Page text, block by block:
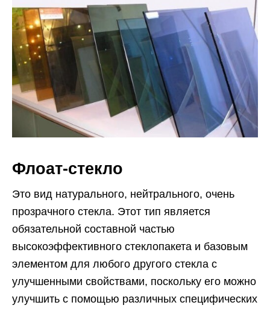
Флоат-стекло
Это вид натурального, нейтрального, очень
прозрачного стекла. Этот тип является
обязательной составной частью
высокоэффективного стеклопакета и базовым
элементом для любого другого стекла с
улучшенными свойствами, поскольку его можно
улучшить с помощью различных специфических